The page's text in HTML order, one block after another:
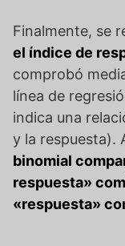
Finalmente, se
el índice de
comprobó
línea de
indica una
y la respuesta).
binomial
respuesta»
«respuesta»